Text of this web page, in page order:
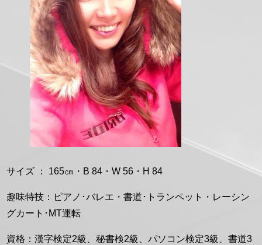
サイズ ： 165㎝・B 84・W 56・H 84
趣味特技：ピアノ･バレエ・書道･トランペット・レーシン
グカート･MT運転
資格：漢字検定2級、秘書検2級、パソコン検定3級、書道3